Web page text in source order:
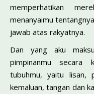
memperhatikan
menanyaimu
jawab atas rakyatnya.
Dan yang aku
pimpinanmu secara
tubuhmu, yaitu lisan,
kemaluan, tangan dan